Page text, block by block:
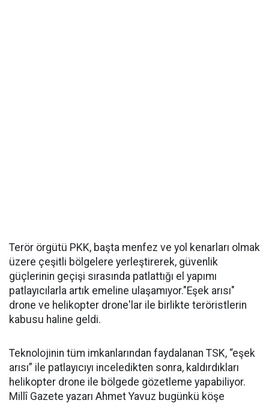
Terör örgütü PKK, başta menfez ve yol kenarları olmak
üzere çeşitli bölgelere yerleştirerek, güvenlik
güçlerinin geçişi sırasında patlattığı el yapımı
patlayıcılarla artık emeline ulaşamıyor."Eşek arısı"
drone ve helikopter drone'lar ile birlikte teröristlerin
kabusu haline geldi.
Teknolojinin tüm imkanlarından faydalanan TSK, “eşek
arısı” ile patlayıcıyı inceledikten sonra, kaldırdıkları
helikopter drone ile bölgede gözetleme yapabiliyor.
Millî Gazete yazarı Ahmet Yavuz bugünkü köşe